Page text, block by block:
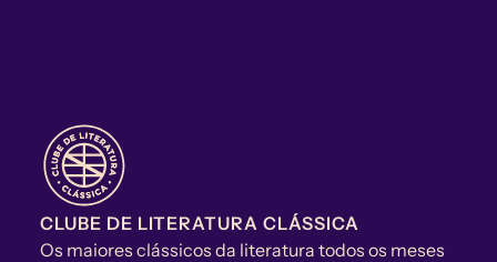
CLUBE DE LITERATURA CLÁSSICA
Os maiores clássicos da literatura todos os meses